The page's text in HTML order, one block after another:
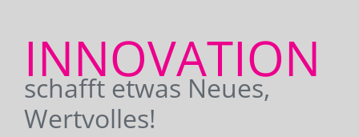
INNOVATION
schafft etwas Neues,
Wertvolles!